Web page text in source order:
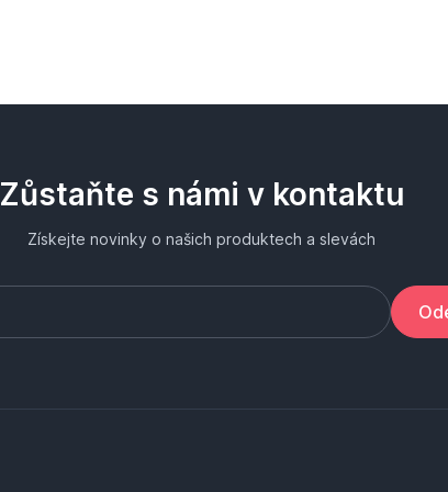
Zůstaňte s námi v kontaktu
Získejte novinky o našich produktech a slevách